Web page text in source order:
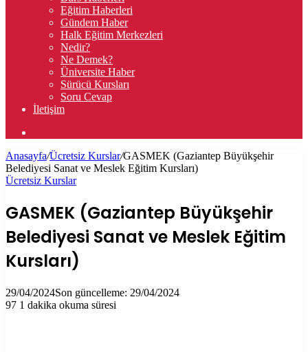
Eğitim Haberleri
Gündem Haber
Halk Eğitim Merkezleri
Nedir?
Ne Demek?
Üniversite Haber
Sürücü Kursları
Soru Cevap
İletişim
...
Anasayfa/Ücretsiz Kurslar/GASMEK (Gaziantep Büyükşehir
Belediyesi Sanat ve Meslek Eğitim Kursları)
Ücretsiz Kurslar
GASMEK (Gaziantep Büyükşehir
Belediyesi Sanat ve Meslek Eğitim
Kursları)
29/04/2024Son güncelleme: 29/04/2024
97 1 dakika okuma süresi